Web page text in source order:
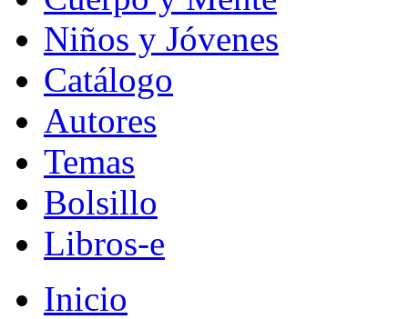
Niños y Jóvenes
Catálogo
Autores
Temas
Bolsillo
Libros-e
Inicio